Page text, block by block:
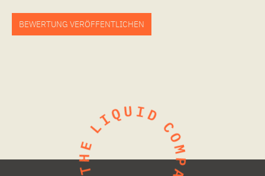
BEWERTUNG VERÖFFENTLICHEN